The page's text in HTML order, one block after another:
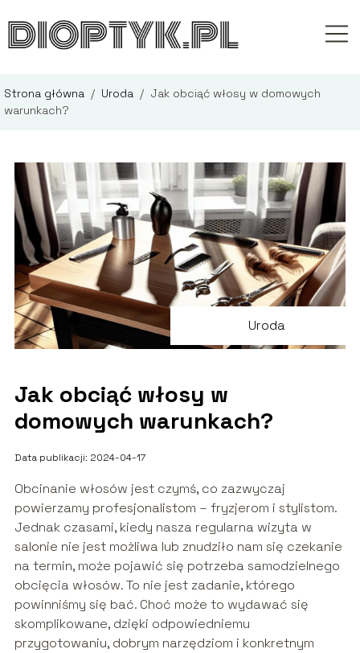
Strona główna / Uroda / Jak obciąć włosy w domowych
warunkach?
Uroda
Jak obciąć włosy w
domowych warunkach?
Data publikacji: 2024-04-17
Obcinanie włosów jest czymś, co zazwyczaj
powierzamy profesjonalistom – fryzjerom i stylistom.
Jednak czasami, kiedy nasza regularna wizyta w
salonie nie jest możliwa lub znudziło nam się czekanie
na termin, może pojawić się potrzeba samodzielnego
obcięcia włosów. To nie jest zadanie, którego
powinniśmy się bać. Choć może to wydawać się
skomplikowane, dzięki odpowiedniemu
przygotowaniu, dobrym narzędziom i konkretnym